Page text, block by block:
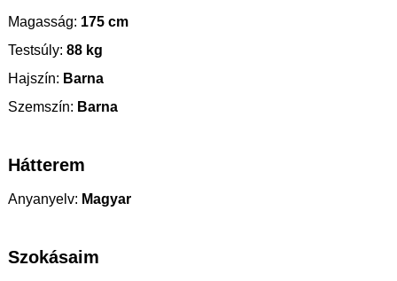
Magasság: 175 cm
Testsúly: 88 kg
Hajszín: Barna
Szemszín: Barna
Hátterem
Anyanyelv: Magyar
Szokásaim